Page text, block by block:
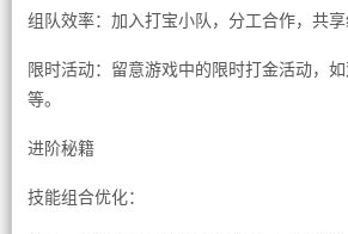
组队效率：加入打宝小队，分工合作，共享
限时活动：留意游戏中的限时打金活动，
等。
进阶秘籍
技能组合优化：